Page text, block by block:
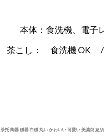
本体：食洗機、電子
茶こし： 食洗機 OK /
茶托 陶器 磁器 白磁 丸い かわいい 可愛い 美濃焼